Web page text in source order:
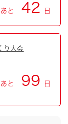
あと 42 日
り大会
あと 99 日